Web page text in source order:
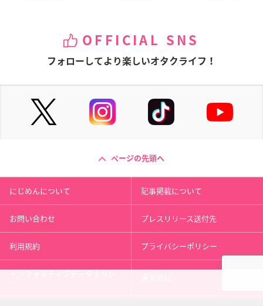
OFFICIAL SNS
フォローしてより楽しいオタクライフ！
ページの先頭へ
にじめんについて 記事掲載について
お問い合わせ プレスリリース送付先
利用規約 プライバシーポリシー
インフォマティブデータポリシ